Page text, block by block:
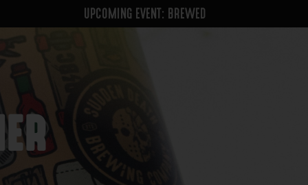
UPCOMING EVENT: BREWED